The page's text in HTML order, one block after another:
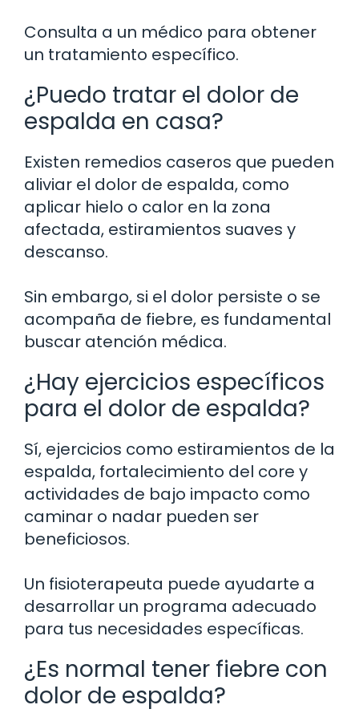
Consulta a un médico para obtener
un tratamiento específico.
¿Puedo tratar el dolor de
espalda en casa?
Existen remedios caseros que pueden
aliviar el dolor de espalda, como
aplicar hielo o calor en la zona
afectada, estiramientos suaves y
descanso.
Sin embargo, si el dolor persiste o se
acompaña de fiebre, es fundamental
buscar atención médica.
¿Hay ejercicios específicos
para el dolor de espalda?
Sí, ejercicios como estiramientos de la
espalda, fortalecimiento del core y
actividades de bajo impacto como
caminar o nadar pueden ser
beneficiosos.
Un fisioterapeuta puede ayudarte a
desarrollar un programa adecuado
para tus necesidades específicas.
¿Es normal tener fiebre con
dolor de espalda?